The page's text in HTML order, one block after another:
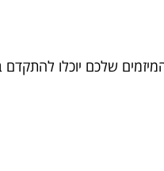
שלכם יוכלו להתקדם